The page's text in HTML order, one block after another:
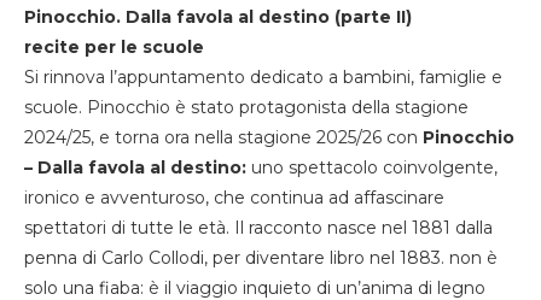
Pinocchio. Dalla favola al destino (parte II)
recite per le scuole
Si rinnova l’appuntamento dedicato a bambini, famiglie e
scuole. Pinocchio è stato protagonista della stagione
2024/25, e torna ora nella stagione 2025/26 con Pinocchio
– Dalla favola al destino: uno spettacolo coinvolgente,
ironico e avventuroso, che continua ad affascinare
spettatori di tutte le età. Il racconto nasce nel 1881 dalla
penna di Carlo Collodi, per diventare libro nel 1883. non è
solo una fiaba: è il viaggio inquieto di un’anima di legno